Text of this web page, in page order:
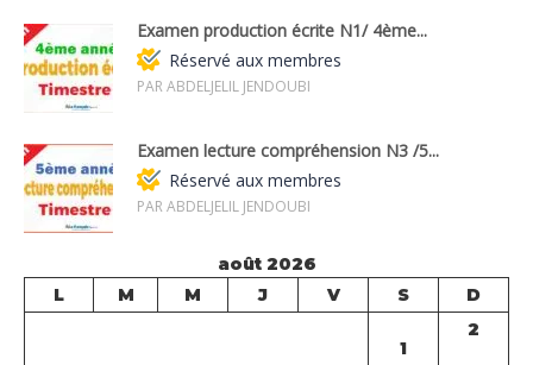
Examen production écrite N1/ 4ème...
Réservé aux membres
PAR ABDELJELIL JENDOUBI
Examen lecture compréhension N3 /5...
Réservé aux membres
PAR ABDELJELIL JENDOUBI
août 2026
L
M M J V S D
1
2